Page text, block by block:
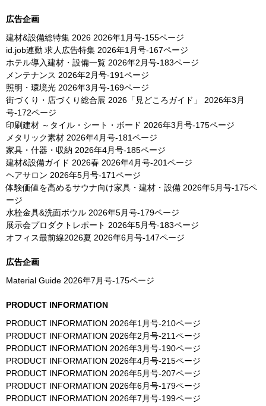
広告企画
建材&設備総特集 2026 2026年1月号-155ページ
id.job連動 求人広告特集 2026年1月号-167ページ
ホテル導入建材・設備一覧 2026年2月号-183ページ
メンテナンス 2026年2月号-191ページ
照明・環境光 2026年3月号-169ページ
街づくり・店づくり総合展 2026「見どころガイド」
2026年3月
号-172ページ
印刷建材 ～タイル・シート・ボード 2026年3月号-175ページ
メタリック素材 2026年4月号-181ページ
家具・什器・収納 2026年4月号-185ページ
建材&設備ガイド 2026春 2026年4月号-201ページ
ヘアサロン 2026年5月号-171ページ
体験価値を高めるサウナ向け家具・建材・設備 2026年5月号-175ペ
ージ
水栓金具&洗面ボウル 2026年5月号-179ページ
展示会プロダクトレポート 2026年5月号-183ページ
オフィス最前線2026夏 2026年6月号-147ページ
広告企画
Material Guide 2026年7月号-175ページ
PRODUCT INFORMATION
PRODUCT INFORMATION 2026年1月号-210ページ
PRODUCT INFORMATION 2026年2月号-211ページ
PRODUCT INFORMATION 2026年3月号-190ページ
PRODUCT INFORMATION 2026年4月号-215ページ
PRODUCT INFORMATION 2026年5月号-207ページ
PRODUCT INFORMATION 2026年6月号-179ページ
PRODUCT INFORMATION 2026年7月号-199ページ